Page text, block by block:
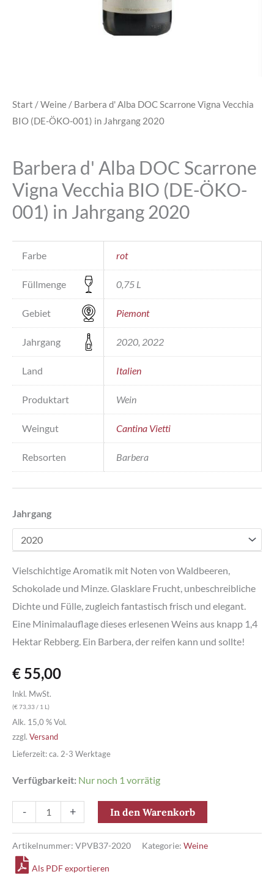
Start /Weine / Barbera d' Alba DOC Scarrone Vigna Vecchia
BIO (DE-ÖKO-001) in Jahrgang 2020
Barbera d' Alba DOC Scarrone
Vigna Vecchia BIO (DE-ÖKO-
001) in Jahrgang 2020
Farbe rot
Füllmenge 0,75 L
Gebiet Piemont
Jahrgang 2020, 2022
Land Italien
Produktart Wein
Weingut Cantina Vietti
Rebsorten Barbera
Jahrgang
Vielschichtige Aromatik mit Noten von Waldbeeren,
Schokolade und Minze. Glasklare Frucht, unbeschreibliche
Dichte und Fülle, zugleich fantastisch frisch und elegant.
Eine Minimalauflage dieses erlesenen Weins aus knapp 1,4
Hektar Rebberg. Ein Barbera, der reifen kann und sollte!
€ 55,00
Inkl. MwSt.
(€73,33/ 1 L)
Alk. 15,0 % Vol.
zzgl. Versand
Lieferzeit: ca. 2-3 Werktage
Verfügbarkeit: Nur noch 1 vorrätig
-
d'
Alba
DOC
+ In den Warenkorb
Artikelnummer: VPVB37-2020 Kategorie: Weine
Als PDF exportieren